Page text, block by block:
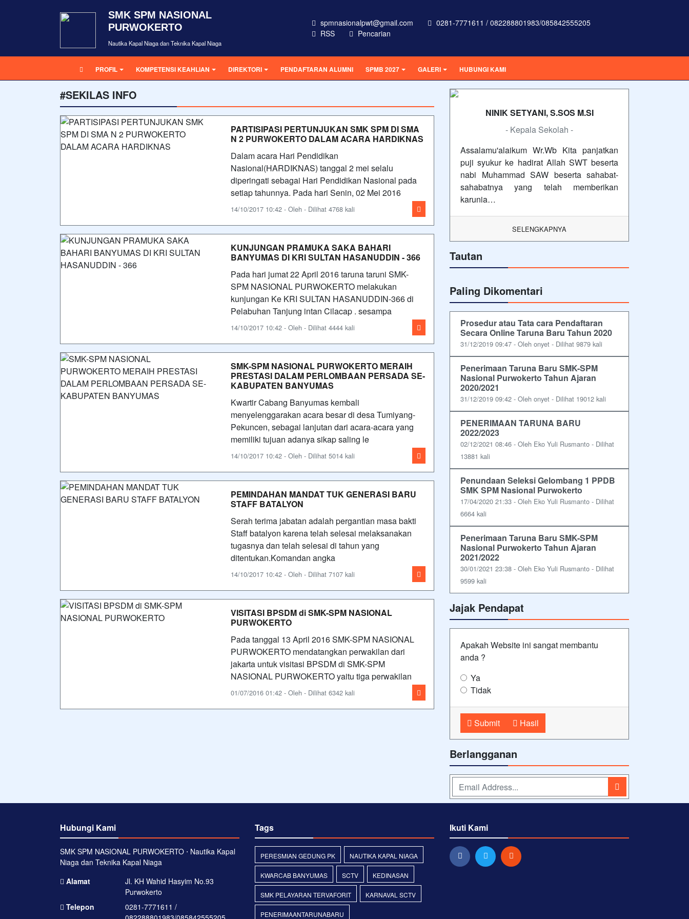
SMK SPM NASIONAL
PURWOKERTO
Nautika Kapal Niaga dan Teknika Kapal Niaga
spmnasionalpwt@gmail.com
0281-7771611 / 082288801983/085842555205
RSS
Pencarian
PROFIL KOMPETENSI KEAHLIAN DIREKTORI PENDAFTARAN ALUMNI SPMB 2027 GALERI HUBUNGI KAMI
#SEKILAS INFO
PARTISIPASI PERTUNJUKAN SMK SPM DI SMA
N 2 PURWOKERTO DALAM ACARA HARDIKNAS
Dalam acara Hari Pendidikan
Nasional(HARDIKNAS) tanggal 2 mei selalu
diperingati sebagai Hari Pendidikan Nasional pada
setiap tahunnya. Pada hari Senin, 02 Mei 2016
14/10/2017 10:42 - Oleh - Dilihat 4768 kali
KUNJUNGAN PRAMUKA SAKA BAHARI
BANYUMAS DI KRI SULTAN HASANUDDIN - 366
Pada hari jumat 22 April 2016 taruna taruni SMK-
SPM NASIONAL PURWOKERTO melakukan
kunjungan Ke KRI SULTAN HASANUDDIN-366 di
Pelabuhan Tanjung intan Cilacap . sesampa
14/10/2017 10:42 - Oleh - Dilihat 4444 kali
SMK-SPM NASIONAL PURWOKERTO MERAIH
PRESTASI DALAM PERLOMBAAN PERSADA SE-
KABUPATEN BANYUMAS
Kwartir Cabang Banyumas kembali
menyelenggarakan acara besar di desa Tumiyang-
Pekuncen, sebagai lanjutan dari acara-acara yang
memiliki tujuan adanya sikap saling le
14/10/2017 10:42 - Oleh - Dilihat 5014 kali
PEMINDAHAN MANDAT TUK GENERASI BARU
STAFF BATALYON
Serah terima jabatan adalah pergantian masa bakti
Staff batalyon karena telah selesai melaksanakan
tugasnya dan telah selesai di tahun yang
ditentukan.Komandan angka
14/10/2017 10:42 - Oleh - Dilihat 7107 kali
VISITASI BPSDM di SMK-SPM NASIONAL
PURWOKERTO
Pada tanggal 13 April 2016 SMK-SPM NASIONAL
PURWOKERTO mendatangkan perwakilan dari
jakarta untuk visitasi BPSDM di SMK-SPM
NASIONAL PURWOKERTO yaitu tiga perwakilan
01/07/2016 01:42 - Oleh - Dilihat 6342 kali
NINIK SETYANI, S.SOS M.SI
- Kepala Sekolah -
Assalamu'alaikum Wr.Wb Kita panjatkan
puji syukur ke hadirat Allah SWT beserta
nabi Muhammad SAW beserta sahabat-
sahabatnya yang telah memberikan
karunia…
SELENGKAPNYA
Tautan
Paling Dikomentari
Prosedur atau Tata cara Pendaftaran
Secara Online Taruna Baru Tahun 2020
31/12/2019 09:47 - Oleh onyet - Dilihat 9879 kali
Penerimaan Taruna Baru SMK-SPM
Nasional Purwokerto Tahun Ajaran
2020/2021
31/12/2019 09:42 - Oleh onyet - Dilihat 19012 kali
PENERIMAAN TARUNA BARU
2022/2023
02/12/2021 08:46 - Oleh Eko Yuli Rusmanto - Dilihat
13881 kali
Penundaan Seleksi Gelombang 1 PPDB
SMK SPM Nasional Purwokerto
17/04/2020 21:33 - Oleh Eko Yuli Rusmanto - Dilihat
6664 kali
Penerimaan Taruna Baru SMK-SPM
Nasional Purwokerto Tahun Ajaran
2021/2022
30/01/2021 23:38 - Oleh Eko Yuli Rusmanto - Dilihat
9599 kali
Jajak Pendapat
Apakah Website ini sangat membantu
anda ?
Ya
Tidak
Submit Hasil
Berlangganan
Hubungi Kami
SMK SPM NASIONAL PURWOKERTO ⋅ Nautika Kapal
Niaga dan Teknika Kapal Niaga
Alamat
Jl. KH Wahid Hasyim No.93
Purwokerto
Telepon
0281-7771611 /
Tags
PERESMIAN GEDUNG PK NAUTIKA KAPAL NIAGA
KWARCAB BANYUMAS SCTV KEDINASAN
SMK PELAYARAN TERVAFORIT KARNAVAL SCTV
PENERIMAANTARUNABARU
Ikuti Kami